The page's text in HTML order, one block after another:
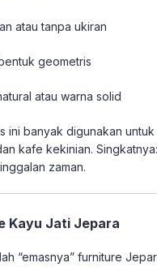
atau tanpa ukiran
geometris
atau warna solid
ini banyak digunakan untuk
kafe kekinian.
zaman.
Kayu Jati Jepara
“emasnya” furniture